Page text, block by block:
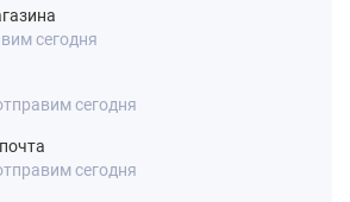
сегодня
сегодня
сегодня